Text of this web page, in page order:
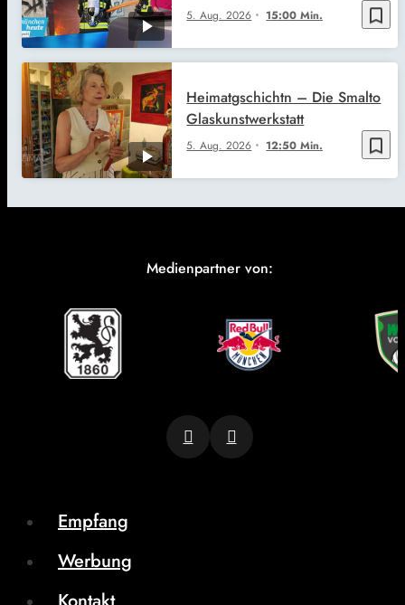
bookmark_border
5. Aug. 2026 15:00 Min.
bookmark_border
5. Aug. 2026 12:50 Min.
Heimatgschichtn – Die Smalto
Glaskunstwerkstatt
Medienpartner von:
Empfang
Werbung